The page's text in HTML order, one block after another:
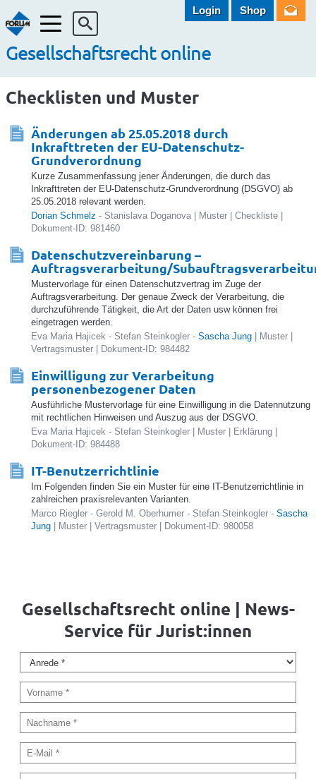
Menü
Gesellschaftsrecht online
Login Shop
Checklisten und Muster
Änderungen ab 25.05.2018 durch
Inkrafttreten der EU-Datenschutz-
Grundverordnung
Kurze Zusammenfassung jener Änderungen, die durch das
Inkrafttreten der EU-Datenschutz-Grundverordnung (DSGVO) ab
25.05.2018 relevant werden.
Dorian Schmelz - Stanislava Doganova | Muster | Checkliste |
Dokument-ID: 981460
Datenschutzvereinbarung –
Auftragsverarbeitung/
Mustervorlage für einen Datenschutzvertrag im Zuge der
Auftragsverarbeitung. Der genaue Zweck der Verarbeitung, die
durchzuführende Tätigkeit, die Art der Daten usw können frei
eingetragen werden.
Eva Maria Hajicek - Stefan Steinkogler -Sascha Jung | Muster |
Vertragsmuster | Dokument-ID: 984482
Einwilligung zur Verarbeitung
personenbezogener Daten
Ausführliche Mustervorlage für eine Einwilligung in die Datennutzung
mit rechtlichen Hinweisen und Auszug aus der DSGVO.
Eva Maria Hajicek - Stefan Steinkogler | Muster | Erklärung |
Dokument-ID: 984488
IT-Benutzerrichtlinie
Im Folgenden finden Sie ein Muster für eine IT-Benutzerrichtlinie in
zahlreichen praxisrelevanten Varianten.
Marco Riegler - Gerold M. Oberhumer - Stefan Steinkogler -Sascha
Jung | Muster | Vertragsmuster | Dokument-ID: 980058
Gesellschaftsrecht online | News-
Service für Jurist:innen